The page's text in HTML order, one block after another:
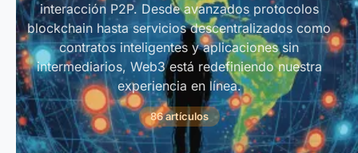
interacción P2P. Desde avanzados protocolos
blockchain hasta servicios descentralizados como
contratos inteligentes y aplicaciones sin
intermediarios, Web3 está redefiniendo nuestra
experiencia en línea.
86 artículos